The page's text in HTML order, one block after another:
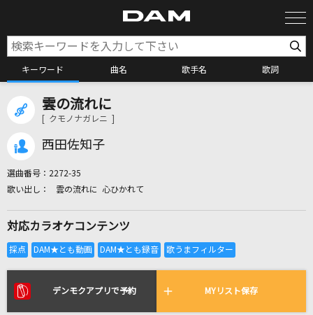
キーワード 曲名 歌手名 歌詞
全国りれき
リアルタイムで歌われている曲の一覧
雲の流れに
[ クモノナガレニ ]
西田佐知子
選曲番号： 2272-35
雲の流れに 心ひかれて
対応カラオケコンテンツ
デンモクアプリで予約 MYリスト保存